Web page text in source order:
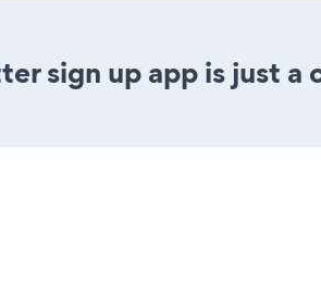
sign up app is just a